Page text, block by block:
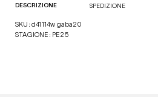
DESCRIZIONE SPEDIZIONE
SKU: d41114w gaba20
STAGIONE: PE25